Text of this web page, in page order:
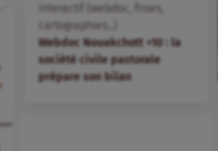
Interactif (webdoc, frises,
cartographies...)
Webdoc Nouakchott +10 : la
société civile pastorale
prépare son bilan